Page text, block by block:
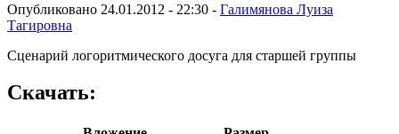
Опубликовано 24.01.2012 - 22:30 - Галимянова Луиза
Тагировна
Сценарий логоритмического досуга для старшей группы
Скачать: